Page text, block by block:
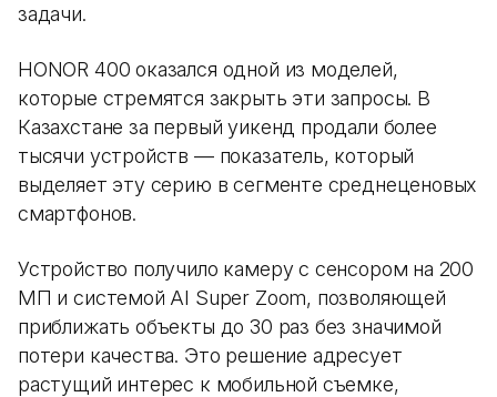
задачи.
HONOR 400 оказался одной из моделей,
которые стремятся закрыть эти запросы. В
Казахстане за первый уикенд продали более
тысячи устройств — показатель, который
выделяет эту серию в сегменте среднеценовых
смартфонов.
Устройство получило камеру с сенсором на 200
МП и системой AI Super Zoom, позволяющей
приближать объекты до 30 раз без значимой
потери качества. Это решение адресует
растущий интерес к мобильной съемке,